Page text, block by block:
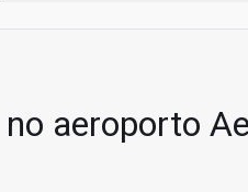
aeroporto